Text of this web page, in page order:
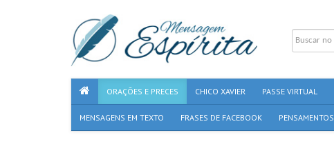
ORAÇÕES E PRECES CHICO XAVIER PASSE VIRTUAL
MENSAGENS EM TEXTO FRASES DE FACEBOOK PENSAMENTOS